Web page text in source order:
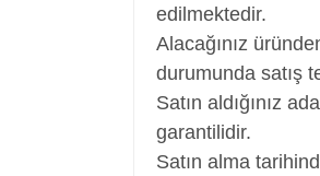
edilmektedir.
Alacağınız
durumunda satış
Satın aldığınız
garantilidir.
Satın alma